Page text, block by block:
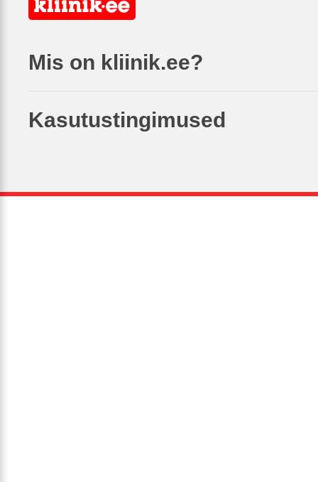
Mis on kliinik.ee?
Kasutustingimused